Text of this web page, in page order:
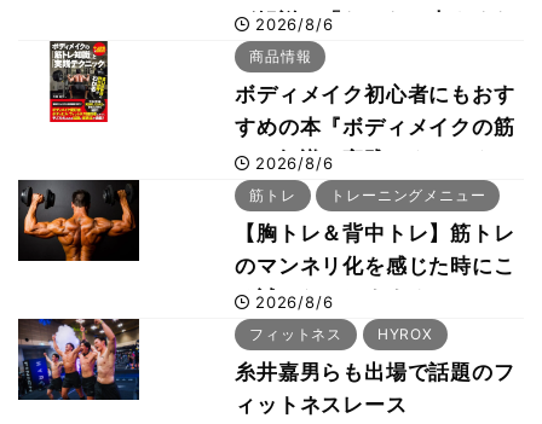
が解説！「なかなか大きくな
らない肩の鍛え方」前編
2026/8/6
商品情報
ボディメイク初心者にもおす
すめの本『ボディメイクの筋
トレ知識と実践テクニック』
2026/8/6
筋トレ トレーニングメニュー
【胸トレ＆背中トレ】筋トレ
のマンネリ化を感じた時にこ
そ試したいおすすめメニュー
「拮抗筋スーパーセット法」
2026/8/6
フィットネス HYROX
糸井嘉男らも出場で話題のフ
ィットネスレース